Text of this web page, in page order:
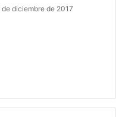
de diciembre de 2017